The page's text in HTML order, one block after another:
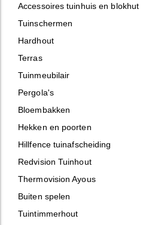
Accessoires tuinhuis en blokhut
Tuinschermen
Hardhout
Terras
Tuinmeubilair
Pergola's
Bloembakken
Hekken en poorten
Hillfence tuinafscheiding
Redvision Tuinhout
Thermovision Ayous
Buiten spelen
Tuintimmerhout